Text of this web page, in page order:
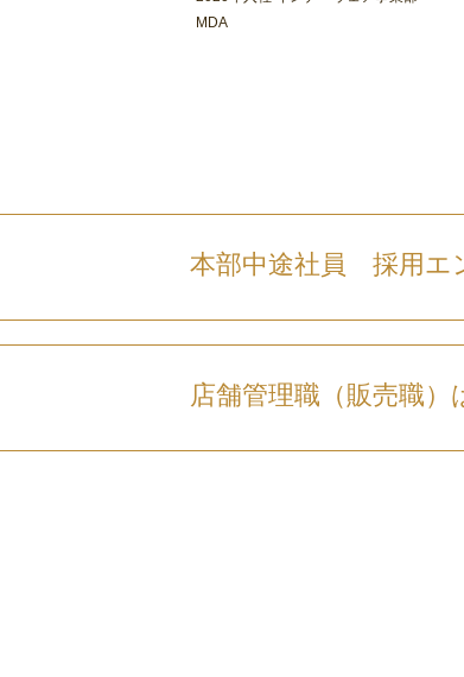
MDA
本部中途社員 採用エ
店舗管理職（販売職）